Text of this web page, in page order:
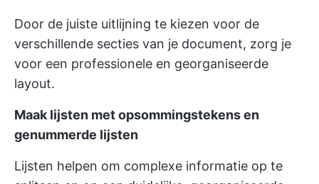
Door de juiste uitlijning te kiezen voor de
verschillende secties van je document, zorg je
voor een professionele en georganiseerde
layout.
Maak lijsten met opsommingstekens en
genummerde lijsten
Lijsten helpen om complexe informatie op te